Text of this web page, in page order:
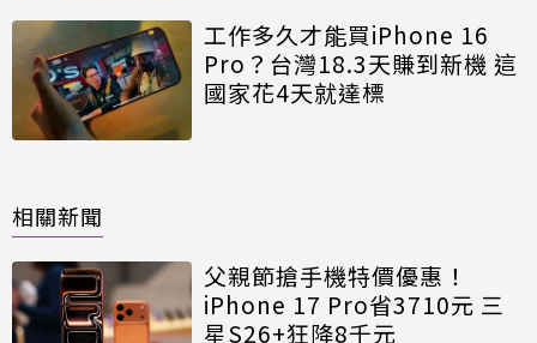
工作多久才能買iPhone 16
Pro？台灣18.3天賺到新機 這
國家花4天就達標
相關新聞
父親節搶手機特價優惠！
iPhone 17 Pro省3710元 三
星S26+狂降8千元